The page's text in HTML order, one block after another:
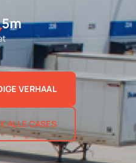
VERHAAL
ALLE CASES